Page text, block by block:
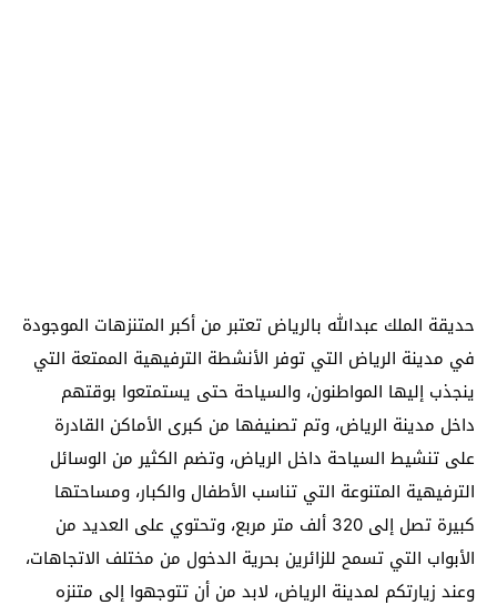
حديقة الملك عبدالله بالرياض تعتبر من أكبر المتنزهات الموجودة
في مدينة الرياض التي توفر الأنشطة الترفيهية الممتعة التي
ينجذب إليها المواطنون، والسياحة حتى يستمتعوا بوقتهم
داخل مدينة الرياض، وتم تصنيفها من كبرى الأماكن القادرة
على تنشيط السياحة داخل الرياض، وتضم الكثير من الوسائل
الترفيهية المتنوعة التي تناسب الأطفال والكبار، ومساحتها
كبيرة تصل إلى 320 ألف متر مربع، وتحتوي على العديد من
الأبواب التي تسمح للزائرين بحرية الدخول من مختلف الاتجاهات،
وعند زيارتكم لمدينة الرياض، لابد من أن تتوجهوا إلى متنزه